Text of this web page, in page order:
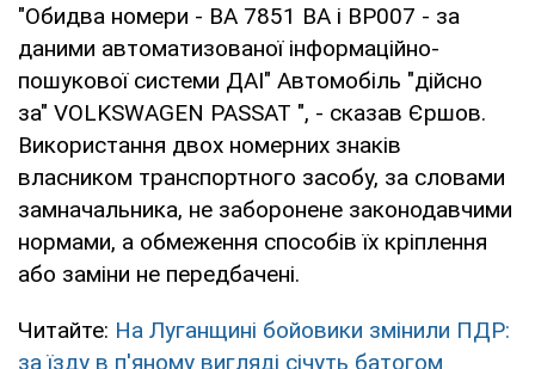
"Обидва номери - ВА 7851 ВА і ВР007 - за
даними автоматизованої інформаційно-
пошукової системи ДАІ" Автомобіль "дійсно
за" VOLKSWAGEN PASSAT ", - сказав Єршов.
Використання двох номерних знаків
власником транспортного засобу, за словами
замначальника, не заборонене законодавчими
нормами, а обмеження способів їх кріплення
або заміни не передбачені.
Читайте: На Луганщині бойовики змінили ПДР:
за їзду в п'яному вигляді січуть батогом